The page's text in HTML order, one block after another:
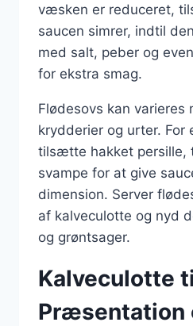
væsken er reduceret,
saucen simrer, indtil
med salt, peber og
for ekstra smag.
Flødesovs kan varieres
krydderier og urter. For
tilsætte hakket persille,
svampe for at give
dimension. Server
af kalveculotte og nyd
og grøntsager.
Kalveculotte
Præsentation